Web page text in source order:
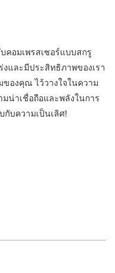
อมเพรสเซอร์แบบสกรู
และมีประสิทธิภาพของเรา
องคุณ ไว้วางใจในความ
น่าเชื่อถือและพลังในการ
บความเป็นเลิศ!